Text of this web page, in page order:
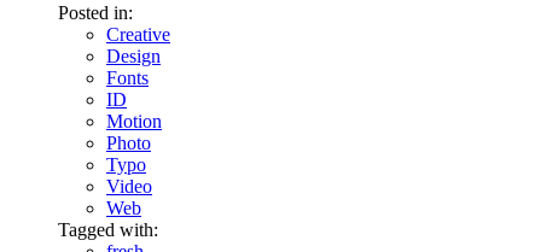
Posted in:
Creative
Design
Fonts
ID
Motion
Photo
Typo
Video
Web
Tagged with: